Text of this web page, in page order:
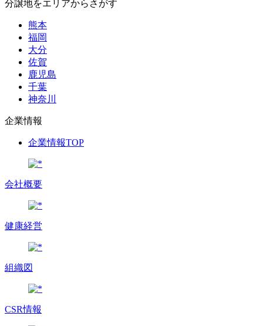
分譲地をエリアからさがす
熊本
福岡
大分
佐賀
鹿児島
千葉
神奈川
企業情報
企業情報TOP
会社概要
健康経営
組織図
CSR情報